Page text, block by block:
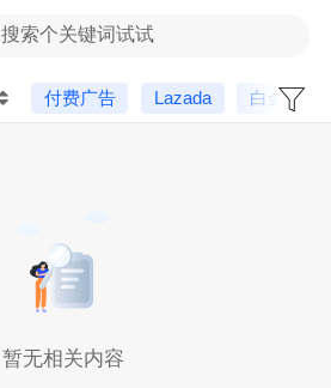
搜索个关键词试试
付费广告 Lazada 白金会员
暂无相关内容